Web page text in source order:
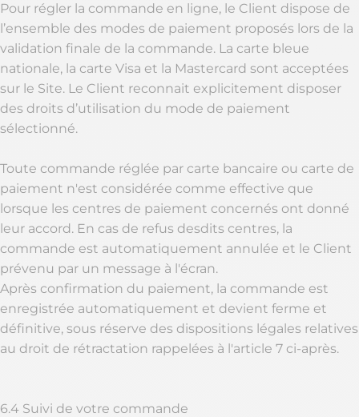
Pour régler la commande en ligne, le Client dispose de
l’ensemble des modes de paiement proposés lors de la
validation finale de la commande. La carte bleue
nationale, la carte Visa et la Mastercard sont acceptées
sur le Site. Le Client reconnait explicitement disposer
des droits d’utilisation du mode de paiement
sélectionné.
Toute commande réglée par carte bancaire ou carte de
paiement n'est considérée comme effective que
lorsque les centres de paiement concernés ont donné
leur accord. En cas de refus desdits centres, la
commande est automatiquement annulée et le Client
prévenu par un message à l'écran.
Après confirmation du paiement, la commande est
enregistrée automatiquement et devient ferme et
définitive, sous réserve des dispositions légales relatives
au droit de rétractation rappelées à l'article 7 ci-après.
6.4 Suivi de votre commande